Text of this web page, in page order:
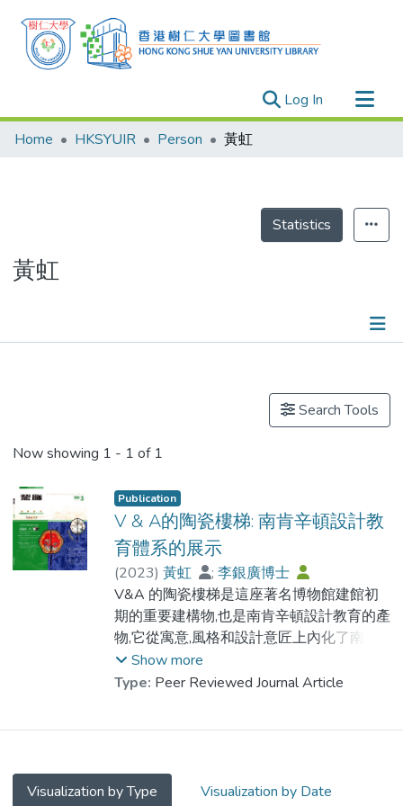
Log In (current)
Research Outputs
Theses
Home HKSYUIR Person 黃虹
Statistics
黃虹
Search Tools
Now showing 1 - 1 of 1
Publication
V & A的陶瓷樓梯: 南肯辛頓設計教
育體系的展示
(2023) 黃虹 ; 李銀廣博士
V&A 的陶瓷樓梯是這座著名博物館建館初
期的重要建構物,也是南肯辛頓設計教育的產
物,它從寓意,風格和設計意匠上內化了南肯
辛頓設計教育的願景－藝術與科學聯姻.但在
20 世紀初,陶瓷樓梯被斥為“過時的裝飾”且
和20 世紀之交南肯辛頓設計教育的困境.
Show more
Type: Peer Reviewed Journal Article
Visualization by Type Visualization by Date